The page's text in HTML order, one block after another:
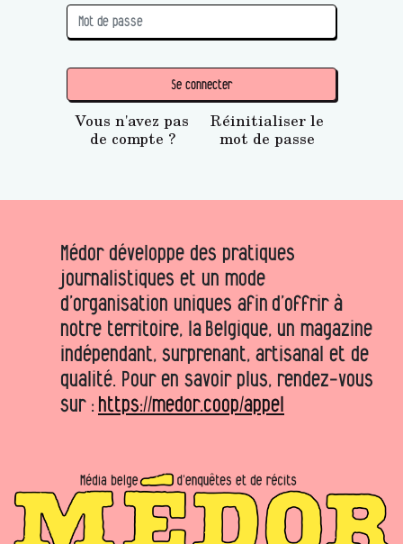
Se connecter
Vous n'avez pas
de compte ?
Réinitialiser le
mot de passe
Médor développe des pratiques
journalistiques et un mode
d’organisation uniques afin d’offrir à
notre territoire, la Belgique, un magazine
indépendant, surprenant, artisanal et de
qualité. Pour en savoir plus, rendez-vous
sur : https://medor.coop/appel